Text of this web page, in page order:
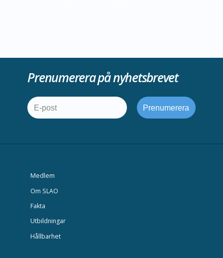
Prenumerera på nyhetsbrevet
Medlem
Om SLAO
Fakta
Utbildningar
Hållbarhet